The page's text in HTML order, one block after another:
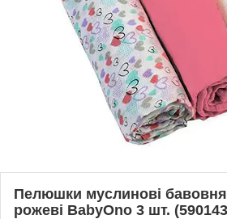
Пелюшки муслинові
рожеві BabyOno 3 шт.